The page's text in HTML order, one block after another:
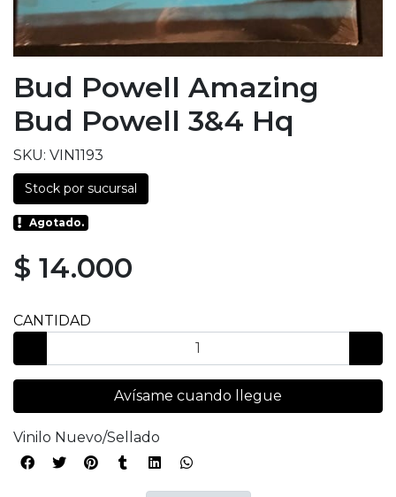
Bud Powell Amazing
Bud Powell 3&4 Hq
SKU: VIN1193
Stock por sucursal
Agotado.
$ 14.000
CANTIDAD
Avísame cuando llegue
Vinilo Nuevo/Sellado